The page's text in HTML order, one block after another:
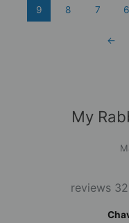
6
7
8
9
←
32 reviews